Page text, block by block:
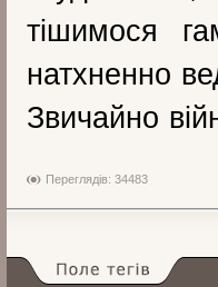
тішимося
натхненно
Звичайно
Переглядів: 34483